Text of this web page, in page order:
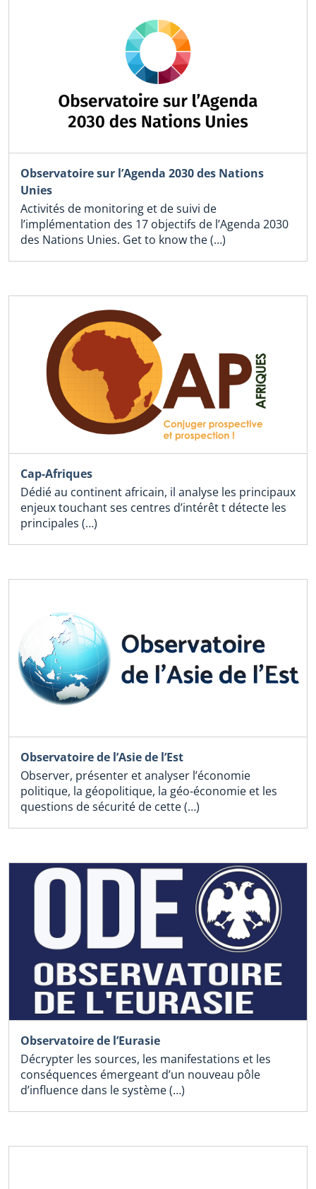
Observatoire sur l’Agenda 2030 des Nations
Unies
Activités de monitoring et de suivi de
l’implémentation des 17 objectifs de l’Agenda 2030
des Nations Unies. Get to know the (…)
Cap-Afriques
Dédié au continent africain, il analyse les principaux
enjeux touchant ses centres d’intérêt t détecte les
principales (…)
Observatoire de l’Asie de l’Est
Observer, présenter et analyser l’économie
politique, la géopolitique, la géo-économie et les
questions de sécurité de cette (…)
Observatoire de l’Eurasie
Décrypter les sources, les manifestations et les
conséquences émergeant d’un nouveau pôle
d’influence dans le système (…)